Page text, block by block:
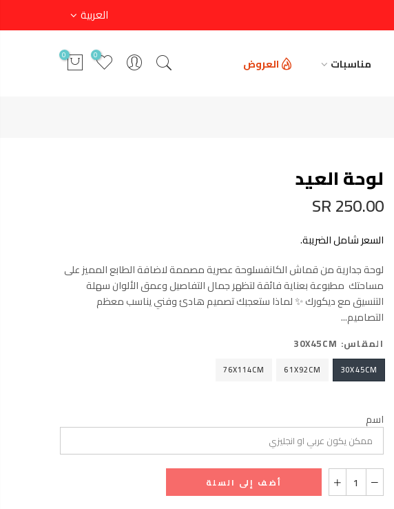
العربية
مناسبات العروض 0
0
لوحة العيد
250.00 SR
السعر شامل الضريبة.
لوحة جدارية من قماش الكانفسلوحة عصرية مصممة لاضافة الطابع المميز على
مساحتك مطبوعة بعناية فائقة لتظهر جمال التفاصيل وعمق الألوان سهلة
التنسيق مع ديكورك ✨ لماذا ستعجبك تصميم هادئ وفني يناسب معظم
التصاميم...
المقاس: 30X45CM
30X45CM
61X92CM
76X114CM
اسم
أضف إلى السلة